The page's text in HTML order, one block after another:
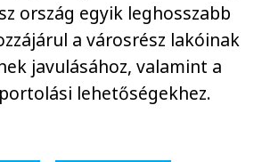
ország egyik leghosszabb
a városrész lakóinak
javulásához, valamint a
lehetőségekhez.